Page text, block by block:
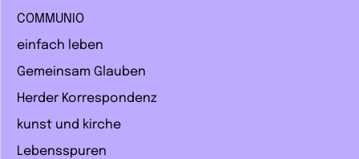
COMMUNIO
einfach leben
Gemeinsam Glauben
Herder Korrespondenz
kunst und kirche
Lebensspuren